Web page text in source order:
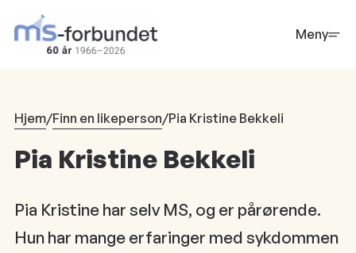
hovedinnhold
Meny
Hjem/Finn en likeperson/Pia Kristine Bekkeli
Pia Kristine Bekkeli
Pia Kristine har selv MS, og er pårørende.
Hun har mange erfaringer med sykdommen